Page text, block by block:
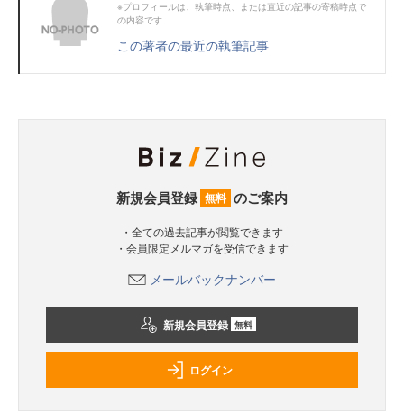
※プロフィールは、執筆時点、または直近の記事の寄稿時点で
の内容です
この著者の最近の執筆記事
新規会員登録 無料 のご案内
・全ての過去記事が閲覧できます
・会員限定メルマガを受信できます
メールバックナンバー
新規会員登録 無料
ログイン